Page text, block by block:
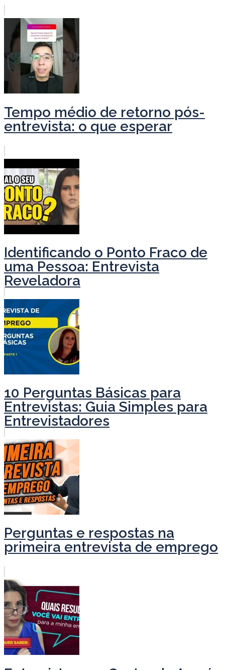
Tempo médio de retorno pós-
entrevista: o que esperar
Identificando o Ponto Fraco de
uma Pessoa: Entrevista
Reveladora
10 Perguntas Básicas para
Entrevistas: Guia Simples para
Entrevistadores
Perguntas e respostas na
primeira entrevista de emprego